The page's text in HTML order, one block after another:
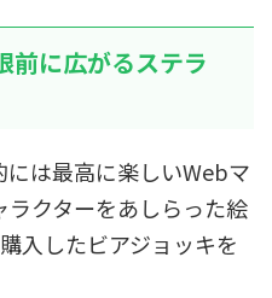
前に広がるステラ
は最高に楽しいWebマ
クターをあしらった絵
入したビアジョッキを